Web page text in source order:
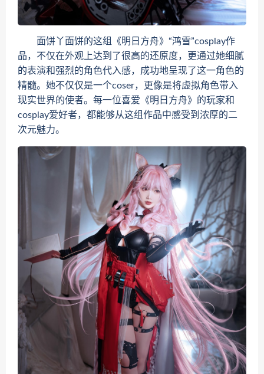
面饼丫面饼的这组《明日方舟》“鸿雪”cosplay作
品，不仅在外观上达到了很高的还原度，更通过她细腻
的表演和强烈的角色代入感，成功地呈现了这一角色的
精髓。她不仅仅是一个coser，更像是将虚拟角色带入
现实世界的使者。每一位喜爱《明日方舟》的玩家和
cosplay爱好者，都能够从这组作品中感受到浓厚的二
次元魅力。